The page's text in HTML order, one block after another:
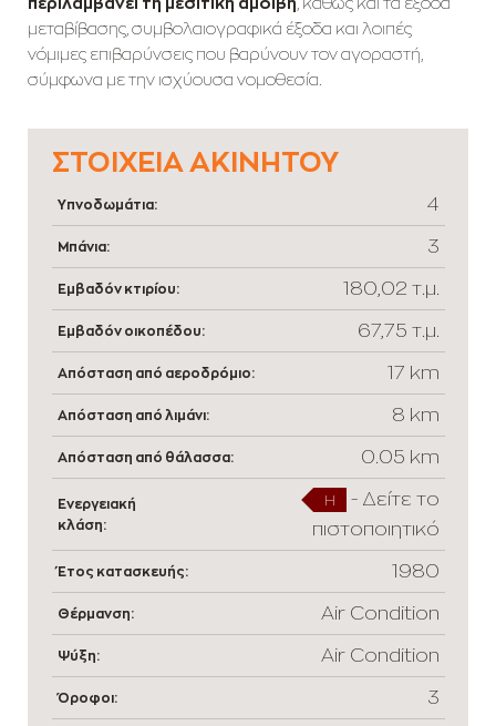
μεταβίβασης, συμβολαιογραφικά έξοδα και λοιπές
νόμιμες επιβαρύνσεις που βαρύνουν τον αγοραστή,
σύμφωνα με την ισχύουσα νομοθεσία.
Υπνοδωμάτια: 4
Μπάνια: 3
Εμβαδόν κτιρίου: 180,02 τ.μ.
Εμβαδόν οικοπέδου: 67,75 τ.μ.
Απόσταση από αεροδρόμιο: 17 km
Απόσταση από λιμάνι: 8 km
Απόσταση από θάλασσα: 0.05 km
Ενεργειακή
κλάση:
H - Δείτε το
πιστοποιητικό
Έτος κατασκευής: 1980
Θέρμανση: Air Condition
Ψύξη: Air Condition
Όροφοι: 3
ΣΤΟΙΧΕΊΑ ΑΚΙΝΉΤΟΥ